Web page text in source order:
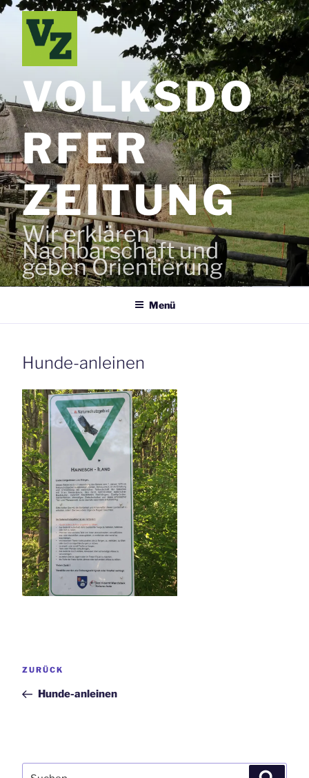
Zum
Inhalt
springen
VOLKSDO
RFER
ZEITUNG
Wir erklären
Nachbarschaft und
geben Orientierung
Menü
Hunde-anleinen
Vorheriger
ZURÜCK
Hunde-anleinen